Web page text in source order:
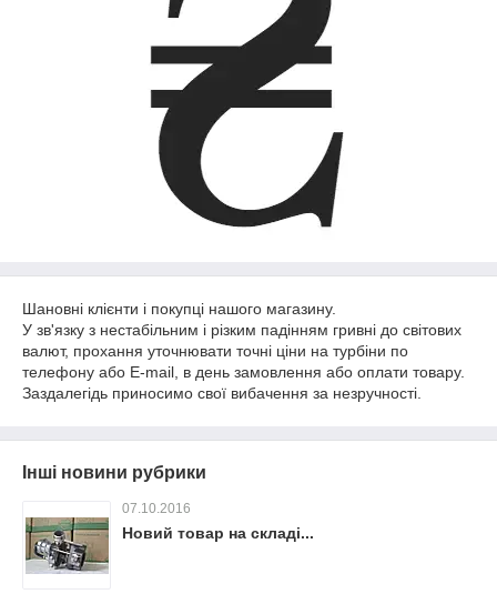
Шановні клієнти і покупці нашого магазину.
У зв'язку з нестабільним і різким падінням гривні до світових
валют, прохання уточнювати точні ціни на турбіни по
телефону або E-mail, в день замовлення або оплати товару.
Заздалегідь приносимо свої вибачення за незручності.
Інші новини рубрики
07.10.2016
Новий товар на складі...